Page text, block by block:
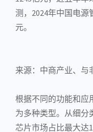
测，2024年中国电源
元。
来源：中商产业、与
根据不同的功能和应
为多种类型。从细分
芯片市场占比最大达